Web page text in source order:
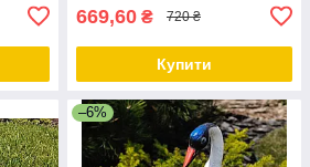
669,60 ₴ 720 ₴
Купити
–6%